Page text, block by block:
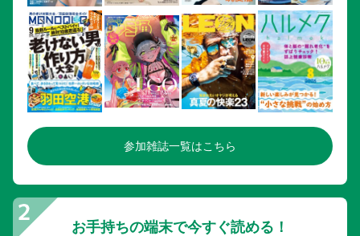
参加雑誌一覧はこちら
お手持ちの端末で今すぐ読める！